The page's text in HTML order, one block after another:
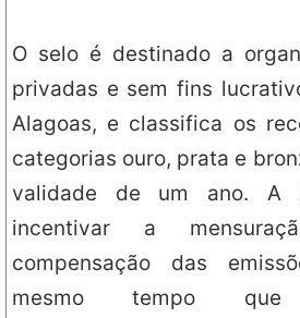
O selo é destinado a
privadas e sem fins
Alagoas, e classifica os
categorias ouro, prata e
validade de um ano. A
incentivar a
compensação das
mesmo tempo